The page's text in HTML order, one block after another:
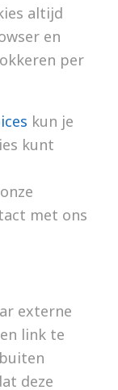
altijd
en
per
kun je
kunt
met ons
externe
link te
deze